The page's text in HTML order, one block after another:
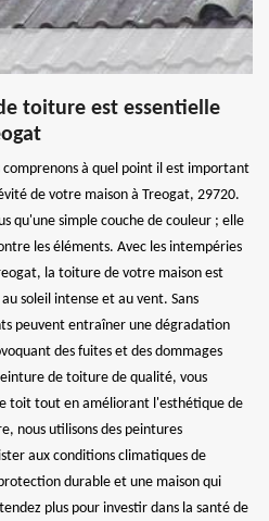
toiture est essentielle
à quel point il est important
de votre maison à Treogat, 29720.
qu'une simple couche de couleur ; elle
les éléments. Avec les intempéries
la toiture de votre maison est
soleil intense et au vent. Sans
peuvent entraîner une dégradation
des fuites et des dommages
de toiture de qualité, vous
toit tout en améliorant l'esthétique de
nous utilisons des peintures
aux conditions climatiques de
durable et une maison qui
plus pour investir dans la santé de